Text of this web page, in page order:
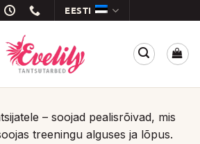
EESTI
– soojad pealisrõivad, mis
treeningu alguses ja lõpus.